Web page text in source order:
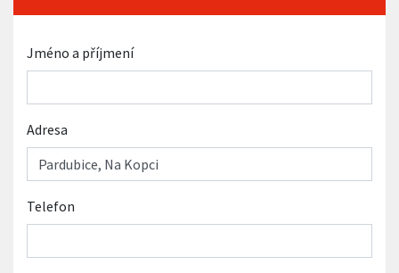
Jméno a příjmení
Adresa
Telefon